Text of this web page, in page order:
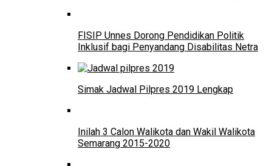
FISIP Unnes Dorong Pendidikan Politik
Inklusif bagi Penyandang Disabilitas Netra
Simak Jadwal Pilpres 2019 Lengkap
Inilah 3 Calon Walikota dan Wakil Walikota
Semarang 2015-2020